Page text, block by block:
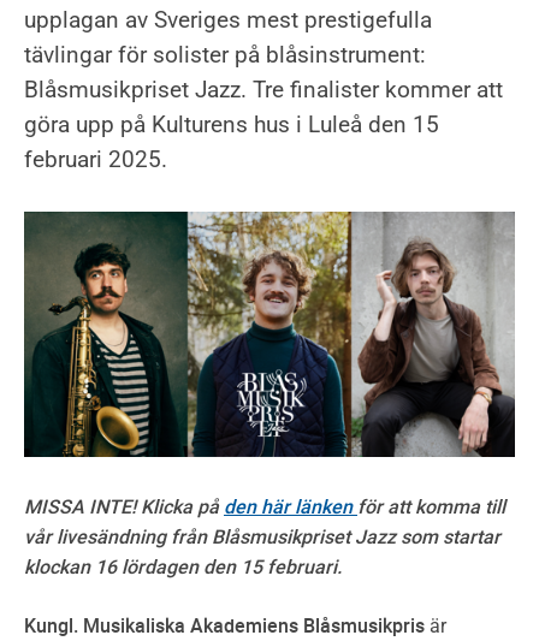
0
sparade
konserter
upplagan av Sveriges mest prestigefulla
tävlingar för solister på blåsinstrument:
Blåsmusikpriset Jazz. Tre finalister kommer att
göra upp på Kulturens hus i Luleå den 15
februari 2025.
MISSA INTE! Klicka påden här länkenför att komma till
vår livesändning från Blåsmusikpriset Jazz som startar
klockan 16 lördagen den 15 februari.
Kungl. Musikaliska Akademiens Blåsmusikpris är